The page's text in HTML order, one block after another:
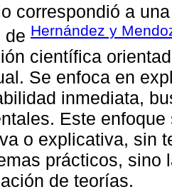
correspondió a
de Hernández y
científica
Se enfoca en
inmediata,
Este
o explicativa, sin
prácticos, sino
de teorías.